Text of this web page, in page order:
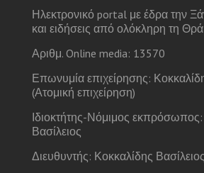
Ηλεκτρονικό portal με έδρα την
και ειδήσεις από ολόκληρη τη
Αριθμ. Online media: 13570
Επωνυμία επιχείρησης:
(Ατομική επιχείρηση)
Ιδιοκτήτης-Νόμιμος
Βασίλειος
Διευθυντής: Κοκκαλίδης Βασίλειος